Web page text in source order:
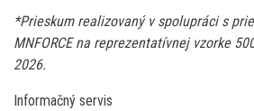
*Prieskum realizovaný v spolupráci s
MNFORCE na reprezentatívnej vzorke
2026.
Informačný servis